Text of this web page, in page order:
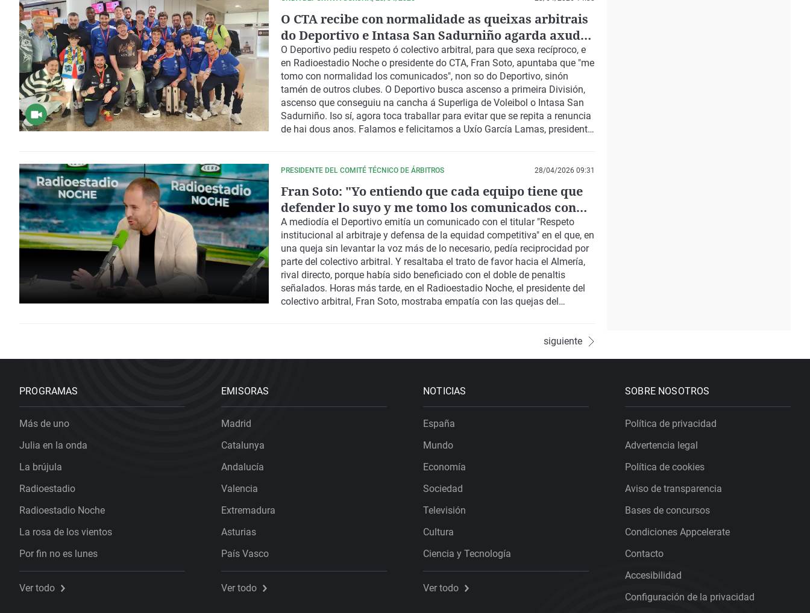
O CTA recibe con normalidade as queixas arbitrais
do Deportivo e Intasa San Sadurniño agarda axuda
para competir na Superliga de Voleibol
O Deportivo pediu respeto ó colectivo arbitral, para que sexa recíproco, e
en Radioestadio Noche o presidente do CTA, Fran Soto, apuntaba que "me
tomo con normalidad los comunicados", non so do Deportivo, sinón
tamén de outros clubes. O Deportivo busca ascenso a primeira División,
ascenso que conseguiu na cancha á Superliga de Voleibol o Intasa San
Sadurniño. Iso sí, agora toca traballar para evitar que se repita a renuncia
de hai dous anos. Falamos e felicitamos a Uxío García Lamas, presidente
PRESIDENTE DEL COMITÉ TÉCNICO DE ÁRBITROS 28/04/2026 09:31
Fran Soto: "Yo entiendo que cada equipo tiene que
defender lo suyo y me tomo los comunicados con
normalidad"
A mediodía el Deportivo emitía un comunicado con el titular "Respeto
institucional al arbitraje y defensa de la equidad competitiva" en el que, en
una queja sin levantar la voz más de lo necesario, pedía reciprocidad por
parte del colectivo arbitral. Y resaltaba el trato de favor hacia el Almería,
rival directo, porque había sido beneficiado con el doble de penaltis
señalados. Horas más tarde, en el Radioestadio Noche, el presidente del
colectivo arbitral, Fran Soto, mostraba empatía con las quejas del
siguiente
PROGRAMAS
Más de uno
Julia en la onda
La brújula
Radioestadio
Radioestadio Noche
La rosa de los vientos
Por fin no es lunes
Ver todo
EMISORAS
Madrid
Catalunya
Andalucía
Valencia
Extremadura
Asturias
País Vasco
Ver todo
NOTICIAS
España
Mundo
Economía
Sociedad
Televisión
Cultura
Ciencia y Tecnología
Ver todo
SOBRE NOSOTROS
Política de privacidad
Advertencia legal
Política de cookies
Aviso de transparencia
Bases de concursos
Condiciones Appcelerate
Contacto
Accesibilidad
Configuración de la privacidad